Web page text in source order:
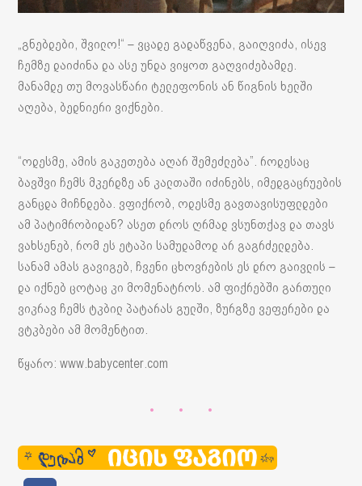
„გნებდები, შვილო!“ – ვცადე გადაწვენა, გაიღვიძა, ისევ
ჩემზე დაიძინა და ასე უნდა ვიყოთ გაღვიძებამდე.
მანამდე თუ მოვასწარი ტელეფონის ან წიგნის ხელში
აღება, ბედნიერი ვიქნები.
“ოდესმე, ამის გაკეთება აღარ შემეძლება”. როდესაც
ბავშვი ჩემს მკერდზე ან კალთაში იძინებს, იმედგაცრუების
განცდა მიჩნდება. ვფიქრობ, ოდესმე გავთავისუფლდები
ამ პატიმრობიდან? ასეთ დროს ღრმად ვსუნთქავ და თავს
ვახსენებ, რომ ეს ეტაპი სამუდამოდ არ გაგრძელდება.
სანამ ამას გავიგებ, ჩვენი ცხოვრების ეს დრო გაივლის –
და იქნებ ცოტაც კი მომენატროს. ამ ფიქრებში გართული
ვიკრავ ჩემს ტკბილ პატარას გულში, ზურგზე ვეფერები და
ვტკბები ამ მომენტით.
წყარო: www.babycenter.com